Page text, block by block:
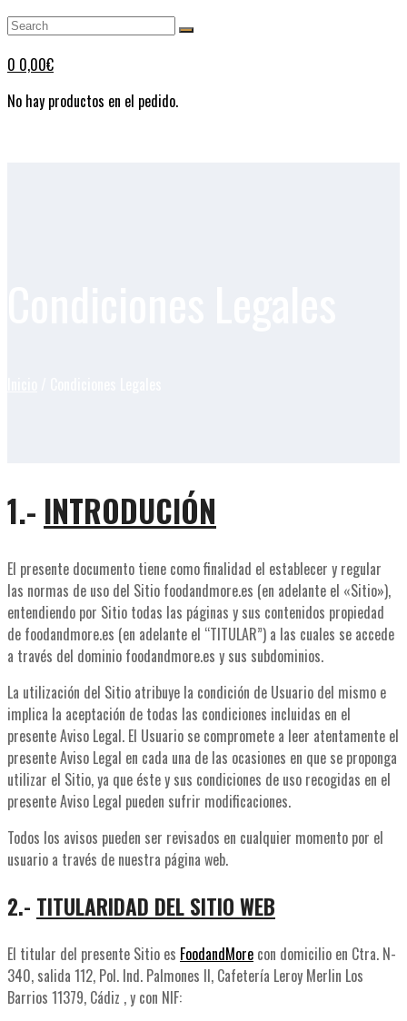
0 0,00€
No hay productos en el pedido.
1.- INTRODUCIÓN
El presente documento tiene como finalidad el establecer y regular
las normas de uso del Sitio foodandmore.es (en adelante el «Sitio»),
entendiendo por Sitio todas las páginas y sus contenidos propiedad
de foodandmore.es (en adelante el “TITULAR”) a las cuales se accede
a través del dominio foodandmore.es y sus subdominios.
La utilización del Sitio atribuye la condición de Usuario del mismo e
implica la aceptación de todas las condiciones incluidas en el
presente Aviso Legal. El Usuario se compromete a leer atentamente el
presente Aviso Legal en cada una de las ocasiones en que se proponga
utilizar el Sitio, ya que éste y sus condiciones de uso recogidas en el
presente Aviso Legal pueden sufrir modificaciones.
Todos los avisos pueden ser revisados en cualquier momento por el
usuario a través de nuestra página web.
2.- TITULARIDAD DEL SITIO WEB
El titular del presente Sitio es FoodandMore con domicilio en Ctra. N-
340, salida 112, Pol. Ind. Palmones II, Cafetería Leroy Merlin Los
Barrios 11379, Cádiz , y con NIF: